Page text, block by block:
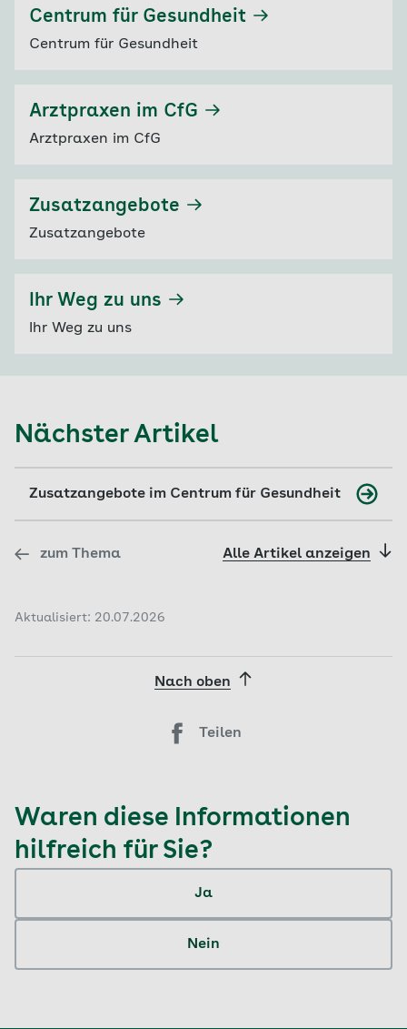
Centrum für Gesundheit
Centrum für Gesundheit
Arztpraxen im CfG
Arztpraxen im CfG
Zusatzangebote
Zusatzangebote
Ihr Weg zu uns
Ihr Weg zu uns
Nächster Artikel
Zusatzangebote im Centrum für Gesundheit
zum Thema Alle Artikel anzeigen
Aktualisiert: 20.07.2026
Nach oben
Teilen
Waren diese Informationen
hilfreich für Sie?
Ja
Nein